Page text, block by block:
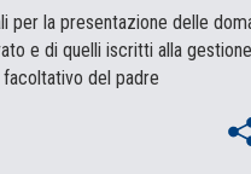
per la presentazione delle
e di quelli iscritti alla gestione
del padre